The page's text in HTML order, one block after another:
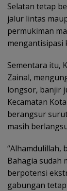
Selatan tetap
jalur lintas
permukiman
mengantisipasi
Sementara itu,
Zainal,
longsor, banjir
Kecamatan
berangsur
masih
“Alhamdulillah,
Bahagia sudah
berpotensi
gabungan